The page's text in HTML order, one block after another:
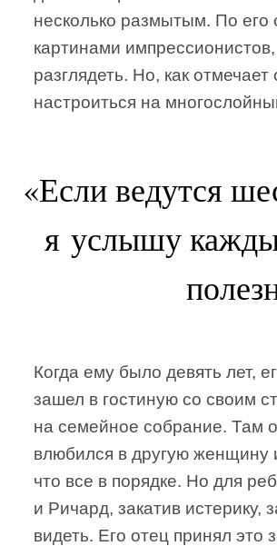
несколько размытым. По его
картинами
разглядеть. Но, как
настроиться на
«Если ведутся
я услышу
Когда ему было девять лет,
зашел в гостиную со своим
на семейное собрание. Там
влюбился в другую женщину
что все в порядке. Но для
и Ричард, закатив истерику,
видеть. Его отец принял это